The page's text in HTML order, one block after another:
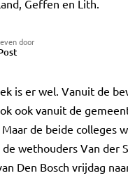
Geffen en Lith.
door
is er wel. Vanuit de
ook vanuit de
Maar de beide colleges
wethouders Van der
Den Bosch vrijdag